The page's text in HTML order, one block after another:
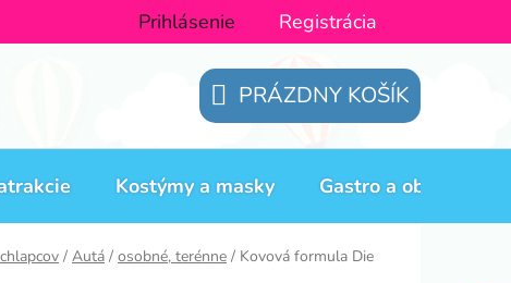
Prihlásenie Registrácia
NÁKUPNÝ
KOŠÍK
PRÁZDNY KOŠÍK
Kostýmy a masky Gastro a obaly
/ Autá / osobné, terénne / Kovová formula Die